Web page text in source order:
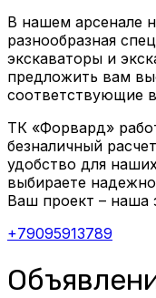
В нашем арсенале
разнообразная
экскаваторы и
предложить вам
соответствующие
ТК «Форвард»
безналичный
удобство для
выбираете
Ваш проект – наша
+79095913789